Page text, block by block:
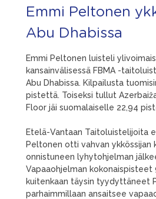
Emmi Peltonen
Abu Dhabissa
Emmi Peltonen luisteli
kansainvälisessä FBMA -
Abu Dhabissa. Kilpailusta
pistettä. Toiseksi tullut
Floor jäi suomalaiselle 22,94
Etelä-Vantaan Taitoluistelijoita
Peltonen otti vahvan ykkössijan
onnistuneen lyhytohjelman
Vapaaohjelman kokonaispisteet
kuitenkaan täysin tyydyttäneet
parhaimmillaan ansaitsee